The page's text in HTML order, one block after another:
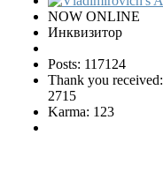
NOW ONLINE
Инквизитор
Posts: 117124
Thank you received:
2715
Karma: 123